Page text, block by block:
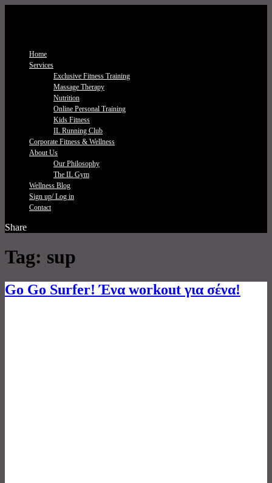
Home
Services
Exclusive Fitness Τraining
Massage Therapy
Nutrition
Online Personal Training
Kids Fitness
IL Running Club
Corporate Fitness & Wellness
About Us
Our Philosophy
The IL Gym
Wellness Blog
Sign up/ Log in
Contact
Share
Tag: sup
Go Go Surfer! Ένα workout για σένα!